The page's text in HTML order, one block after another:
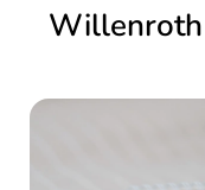
Willenroth